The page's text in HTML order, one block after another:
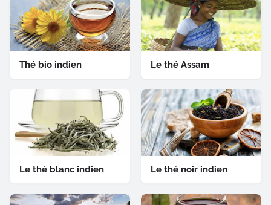
Thé bio indien Le thé Assam
Le thé blanc indien Le thé noir indien